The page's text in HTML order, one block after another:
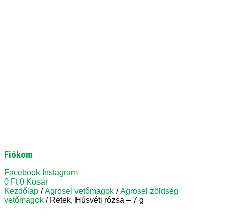
Fiókom
Facebook Instagram
0 Ft 0 Kosár
Kezdőlap /Agrosel vetőmagok /Agrosel zöldség
vetőmagok / Retek, Húsvéti rózsa – 7 g